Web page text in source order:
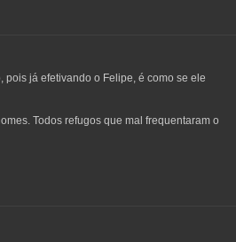
já efetivando o Felipe, é como se ele
Todos refugos que mal frequentaram o